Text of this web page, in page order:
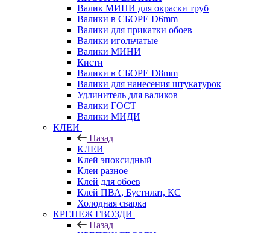
Валик МИНИ для окраски труб
Валики в СБОРЕ D6mm
Валики для прикатки обоев
Валики игольчатые
Валики МИНИ
Кисти
Валики в СБОРЕ D8mm
Валики для нанесения штукатурок
Удлинитель для валиков
Валики ГОСТ
Валики МИДИ
КЛЕИ
Назад
КЛЕИ
Клей эпоксидный
Клеи разное
Клей для обоев
Клей ПВА, Бустилат, КС
Холодная сварка
КРЕПЕЖ ГВОЗДИ
Назад